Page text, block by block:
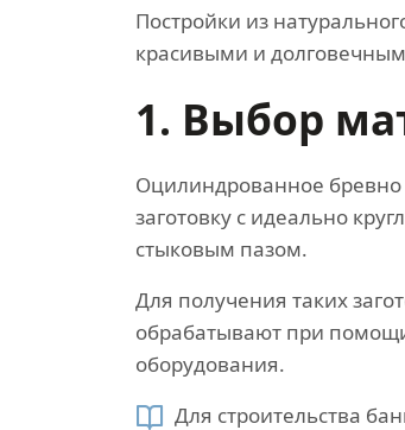
Постройки из
красивыми и
1. Выбор
Оцилиндрованное
заготовку с идеально
стыковым пазом.
Для получения таких
обрабатывают при
оборудования.
Для строительства